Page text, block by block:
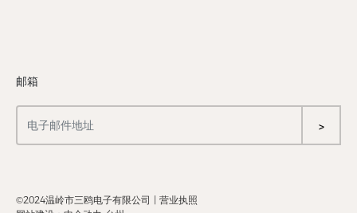
邮箱
>
©2024温岭市三鸥电子有限公司 | 营业执照